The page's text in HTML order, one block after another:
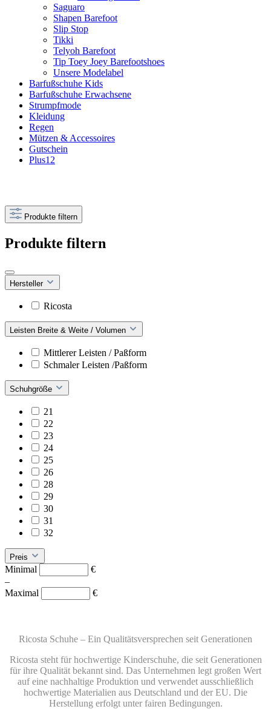
Saguaro
Shapen Barefoot
Slip Stop
Tikki
Telyoh Barefoot
Tip Toey Joey Barefootshoes
Unsere Modelabel
Barfußschuhe Kids
Barfußschuhe Erwachsene
Strumpfmode
Kleidung
Regen
Mützen & Accessoires
Gutschein
Plus12
Produkte filtern
Produkte filtern
Hersteller
Ricosta
Leisten Breite & Weite / Volumen
Mittlerer Leisten / Paßform
Schmaler Leisten /Paßform
Schuhgröße
21
22
23
24
25
26
28
29
30
31
32
Preis
Minimal
€
–
Maximal
€
Ricosta Schuhe – Ein Qualitätsversprechen seit Generationen
Ricosta steht für hochwertige Kinderschuhe, die seit Generationen
für ihre Qualität bekannt sind. Das Unternehmen legt großen Wert
auf eine nachhaltige Produktion und verwendet ausschließlich
hochwertige Materialien aus Deutschland und der EU. Die
Herstellung erfolgt unter fairen Bedingungen.